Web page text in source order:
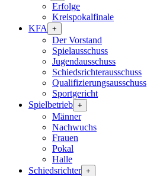
Erfolge
Kreispokalfinale
KFA
+
Der Vorstand
Spielausschuss
Jugendausschuss
Schiedsrichterausschuss
Qualifizierungsausschuss
Sportgericht
Spielbetrieb +
Männer
Nachwuchs
Frauen
Pokal
Halle
Schiedsrichter +